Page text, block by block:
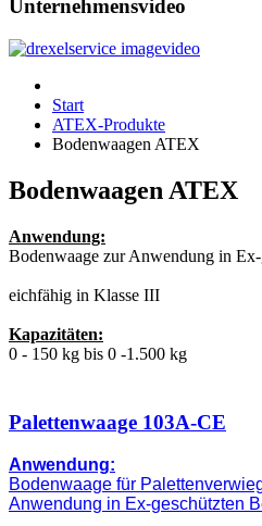
Unternehmensvideo
Start
ATEX-Produkte
Bodenwaagen ATEX
Bodenwaagen ATEX
Anwendung:
Bodenwaage zur Anwendung in
eichfähig in Klasse III
Kapazitäten:
0 - 150 kg bis 0 -1.500 kg
Palettenwaage 103A-CE
Anwendung:
Bodenwaage für
Anwendung in Ex-geschützten